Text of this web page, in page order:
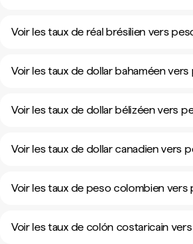
Voir les taux de réal brésilien vers
Voir les taux de dollar bahaméen
Voir les taux de dollar bélizéen vers
Voir les taux de dollar canadien vers
Voir les taux de peso colombien vers
Voir les taux de colón costaricain